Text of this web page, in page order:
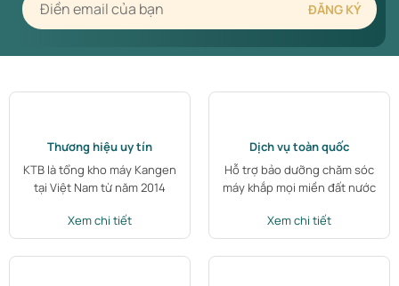
Thương hiệu uy tín
KTB là tổng kho máy Kangen
tại Việt Nam từ năm 2014
Xem chi tiết
Dịch vụ toàn quốc
Hỗ trợ bảo dưỡng chăm sóc
máy khắp mọi miền đất nước
Xem chi tiết